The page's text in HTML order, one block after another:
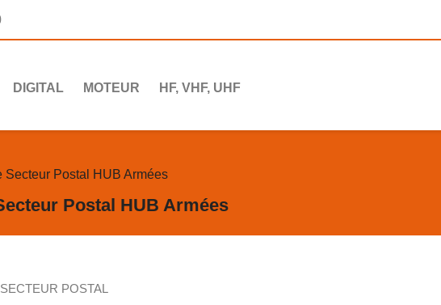
DIGITAL MOTEUR HF, VHF, UHF
Secteur Postal HUB Armées
Postal HUB Armées
POSTAL